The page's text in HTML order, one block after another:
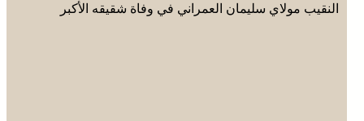
النقيب مولاي سليمان العمراني في وفاة شقيقه الأكبر